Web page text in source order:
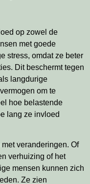
op zowel de
met goede
stress, omdat ze beter
Dit beschermt tegen
langdurige
om te
hoe belastende
lang ze invloed
veranderingen. Of
verhuizing of het
mensen kunnen zich
Ze zien